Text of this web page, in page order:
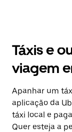
Táxis e
viagem
Apanhar um
aplicação da
táxi local e
Quer esteja a